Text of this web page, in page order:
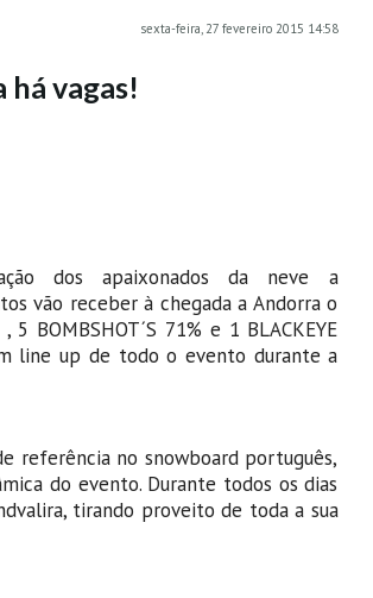
sexta-feira, 27 fevereiro 2015 14:58
há vagas!
dos apaixonados da neve a
vão receber à chegada a Andorra o
5 BOMBSHOT´S 71% e 1 BLACKEYE
line up de todo o evento durante a
referência no snowboard português,
do evento. Durante todos os dias
tirando proveito de toda a sua